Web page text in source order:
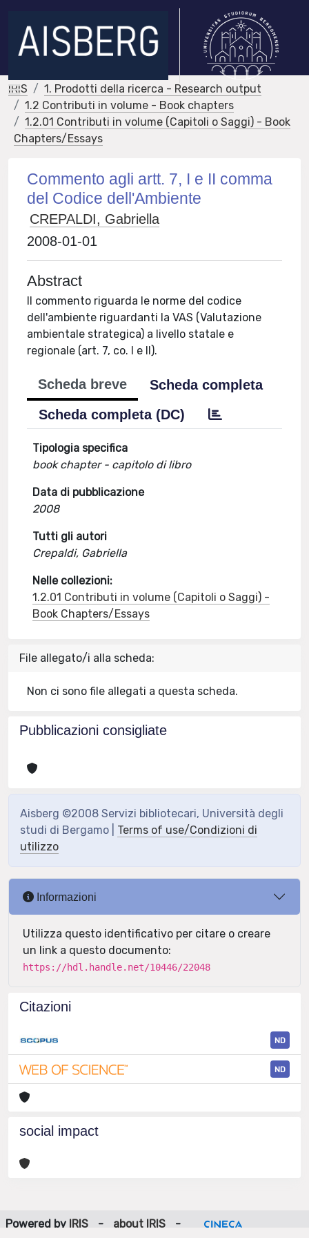
IRIS
1. Prodotti della ricerca - Research output
1.2 Contributi in volume - Book chapters
1.2.01 Contributi in volume (Capitoli o Saggi) - Book
Chapters/Essays
Commento agli artt. 7, I e II comma
del Codice dell'Ambiente
CREPALDI, Gabriella
2008-01-01
Abstract
Il commento riguarda le norme del codice
dell'ambiente riguardanti la VAS (Valutazione
ambientale strategica) a livello statale e
regionale (art. 7, co. I e II).
Scheda breve
Scheda completa
Scheda completa (DC)
Tipologia specifica
book chapter - capitolo di libro
Data di pubblicazione
2008
Tutti gli autori
Crepaldi, Gabriella
Nelle collezioni:
1.2.01 Contributi in volume (Capitoli o Saggi) -
Book Chapters/Essays
File allegato/i alla scheda:
Non ci sono file allegati a questa scheda.
Pubblicazioni consigliate
Aisberg ©2008 Servizi bibliotecari, Università degli
studi di Bergamo | Terms of use/Condizioni di
utilizzo
Informazioni
Utilizza questo identificativo per citare o creare
un link a questo documento:
https://hdl.handle.net/10446/22048
Citazioni
ND
ND
social impact
Powered by IRIS - about IRIS
-